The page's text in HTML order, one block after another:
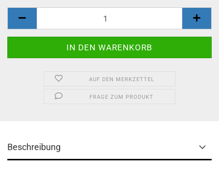
AUF DEN MERKZETTEL
FRAGE ZUM PRODUKT
Beschreibung